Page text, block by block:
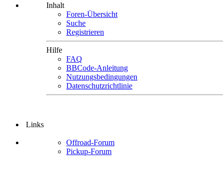
Inhalt
Foren-Übersicht
Suche
Registrieren
Hilfe
FAQ
BBCode-Anleitung
Nutzungsbedingungen
Datenschutzrichtlinie
Links
Offroad-Forum
Pickup-Forum